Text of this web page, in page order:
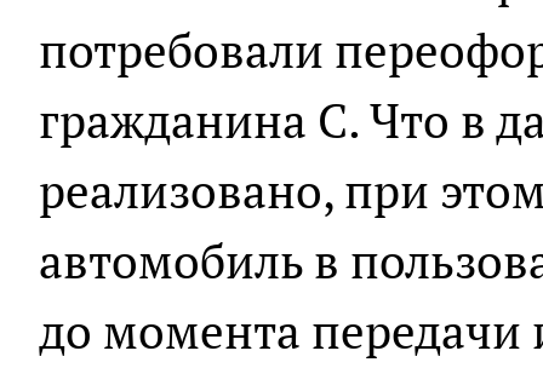
потребовали
гражданина С. Что в
реализовано, при
автомобиль в
до момента передачи